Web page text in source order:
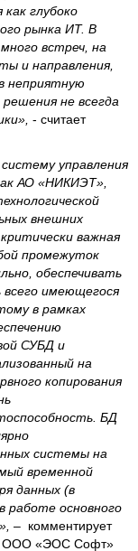
глубоко
рынка ИТ. В
встреч, на
и направления,
неприятную
не всегда
- считает
управления
АО «НИКИЭТ»,
внешних
важная
промежуток
обеспечивать
имеющегося
в рамках
СУБД и
на
копирования
БД
системы на
временной
данных (в
работе основного
– комментирует
ООО «ЭОС Софт»